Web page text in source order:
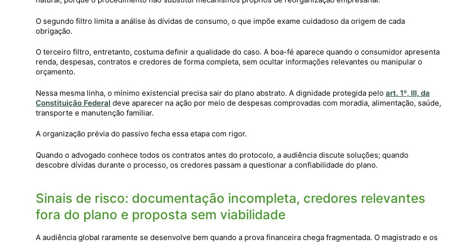
O segundo filtro limita a análise às dívidas de consumo, o que impõe exame cuidadoso da origem de cada
obrigação.
O terceiro filtro, entretanto, costuma definir a qualidade do caso. A boa-fé aparece quando o consumidor apresenta
renda, despesas, contratos e credores de forma completa, sem ocultar informações relevantes ou manipular o
orçamento.
Nessa mesma linha, o mínimo existencial precisa sair do plano abstrato. A dignidade protegida pelo art. 1º, III, da
Constituição Federal deve aparecer na ação por meio de despesas comprovadas com moradia, alimentação, saúde,
transporte e manutenção familiar.
A organização prévia do passivo fecha essa etapa com rigor.
Quando o advogado conhece todos os contratos antes do protocolo, a audiência discute soluções; quando
descobre dívidas durante o processo, os credores passam a questionar a confiabilidade do plano.
Sinais de risco: documentação incompleta, credores relevantes
fora do plano e proposta sem viabilidade
A audiência global raramente se desenvolve bem quando a prova financeira chega fragmentada. O magistrado e os